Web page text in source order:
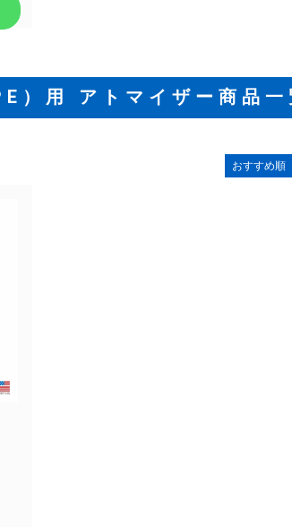
）用 アトマイザー商品一
おすすめ順